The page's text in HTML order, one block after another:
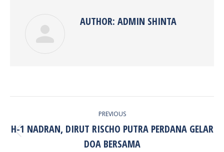
AUTHOR: ADMIN SHINTA
PREVIOUS
Previous
post:
H-1 NADRAN, DIRUT RISCHO PUTRA PERDANA GELAR
DOA BERSAMA